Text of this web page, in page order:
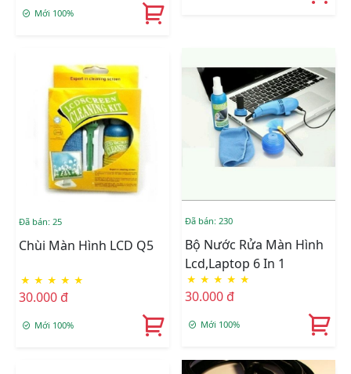
Mới 100%
Đã bán: 25
Chùi Màn Hình LCD Q5
★ ★ ★ ★ ★
30.000 đ
Mới 100%
Đã bán: 230
Bộ Nước Rửa Màn Hình
Lcd,Laptop 6 In 1
★ ★ ★ ★ ★
30.000 đ
Mới 100%